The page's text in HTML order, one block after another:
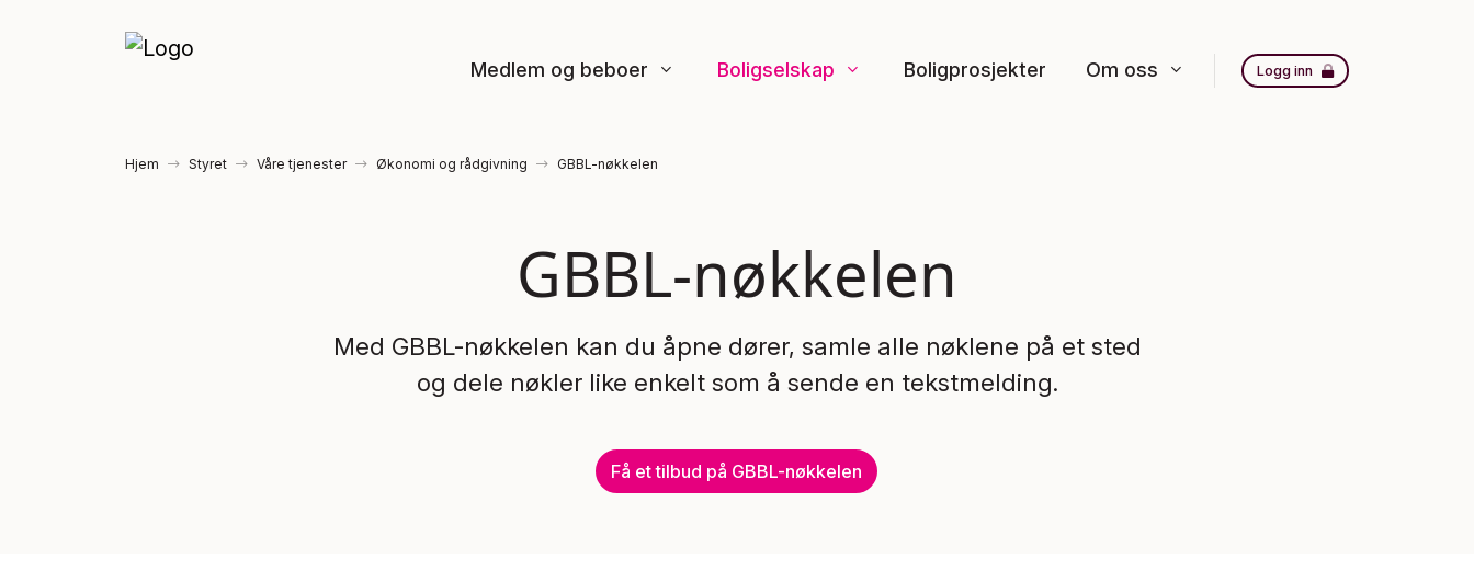
Logg inn
Medlem og beboer Boligselskap Boligprosjekter Om oss
Hjem Styret Våre tjenester Økonomi og rådgivning GBBL-nøkkelen
GBBL-nøkkelen
Med GBBL-nøkkelen kan du åpne dører, samle alle nøklene på et sted
og dele nøkler like enkelt som å sende en tekstmelding.
Få et tilbud på GBBL-nøkkelen